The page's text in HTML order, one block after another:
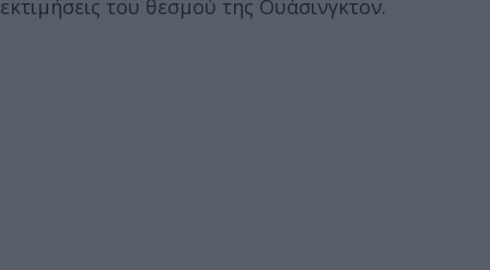
εκτιμήσεις του θεσμού της Ουάσινγκτον.